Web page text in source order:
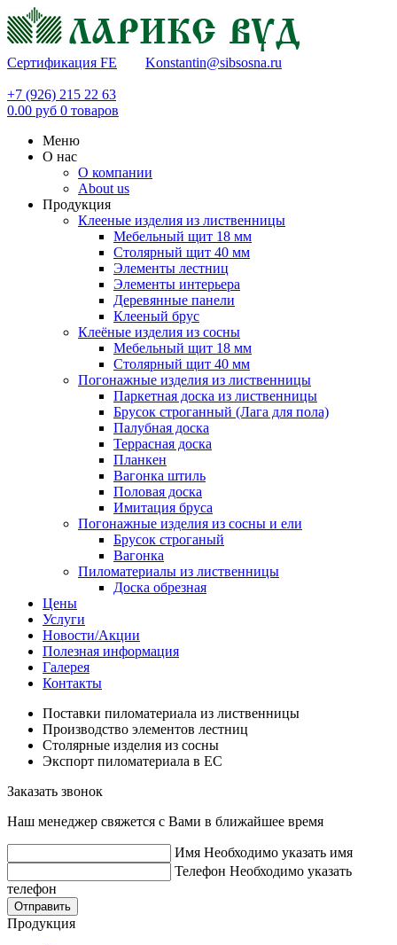
Сертификация FE Konstantin@sibsosna.ru
+7 (926) 215 22 63
0.00 руб 0 товаров
Меню
О нас
О компании
About us
Продукция
Клееные изделия из лиственницы
Мебельный щит 18 мм
Столярный щит 40 мм
Элементы лестниц
Элементы интерьера
Деревянные панели
Клееный брус
Клеёные изделия из сосны
Мебельный щит 18 мм
Столярный щит 40 мм
Погонажные изделия из лиственницы
Паркетная доска из лиственницы
Брусок строганный (Лага для пола)
Палубная доска
Террасная доска
Планкен
Вагонка штиль
Половая доска
Имитация бруса
Погонажные изделия из сосны и ели
Брусок строганый
Вагонка
Пиломатериалы из лиственницы
Доска обрезная
Цены
Услуги
Новости/Акции
Полезная информация
Галерея
Контакты
Поставки пиломатериала из лиственницы
Производство элементов лестниц
Столярные изделия из сосны
Экспорт пиломатериала в ЕС
Заказать звонок
Наш менеджер свяжется с Вами в ближайшее время
Имя Необходимо указать имя
Телефон Необходимо указать
телефон
Отправить
Продукция